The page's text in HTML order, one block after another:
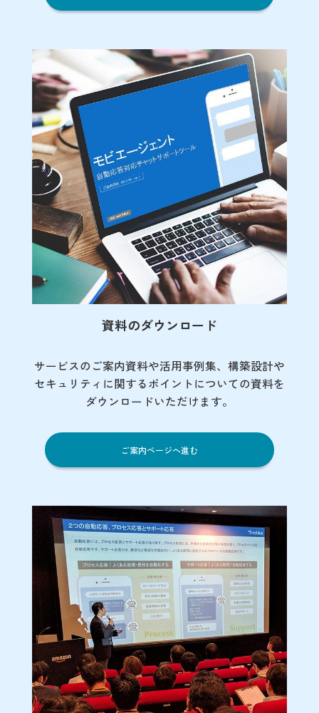
資料のダウンロード
サービスのご案内資料や活用事例集、 構築設計や
セキュリティに関するポイントについての資料を
ダウンロードいただけます。
ご案内ページへ進む